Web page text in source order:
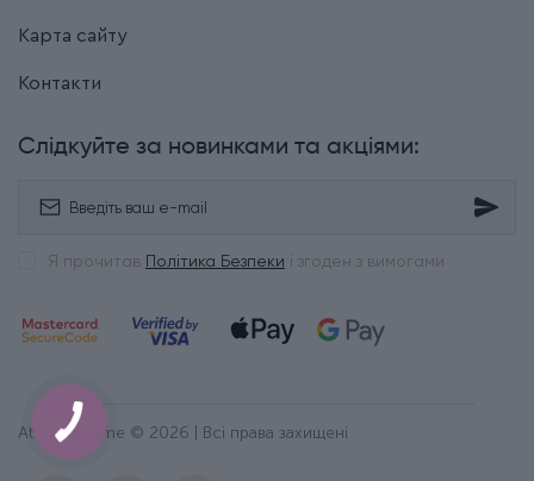
Карта сайту
Контакти
Слідкуйте за новинками та акціями:
Я прочитав Політика Безпеки і згоден з вимогами
Attribute Time © 2026 | Всі права захищені